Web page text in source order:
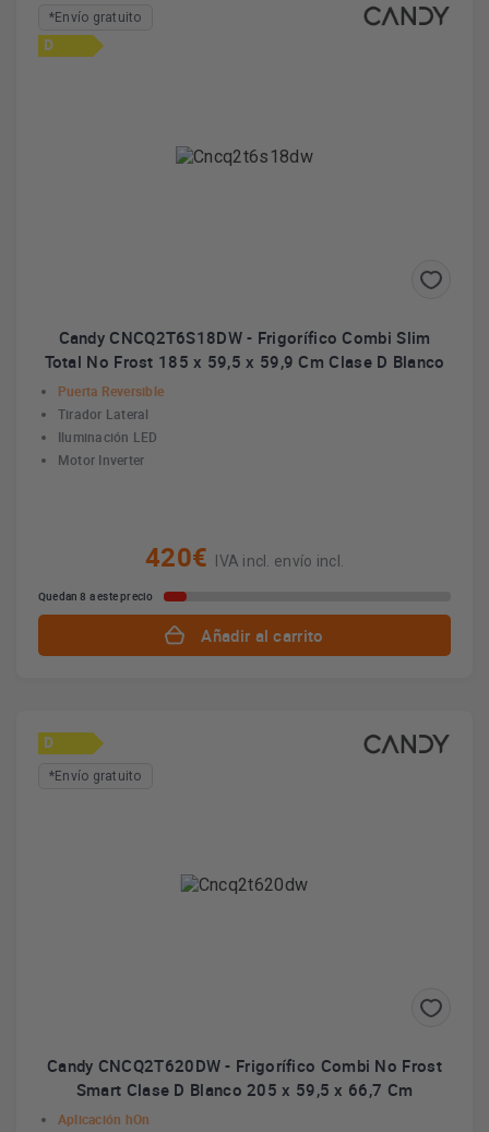
*Envío gratuito
D
Candy CNCQ2T6S18DW - Frigorífico Combi Slim
Total No Frost 185 x 59,5 x 59,9 Cm Clase D Blanco
Puerta Reversible
Tirador Lateral
Iluminación LED
Motor Inverter
420€ IVA incl. envío incl.
Quedan 8 a este precio
Añadir al carrito
D
*Envío gratuito
Candy CNCQ2T620DW - Frigorífico Combi No Frost
Smart Clase D Blanco 205 x 59,5 x 66,7 Cm
Aplicación hOn